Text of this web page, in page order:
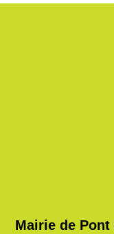
Mairie de Pont